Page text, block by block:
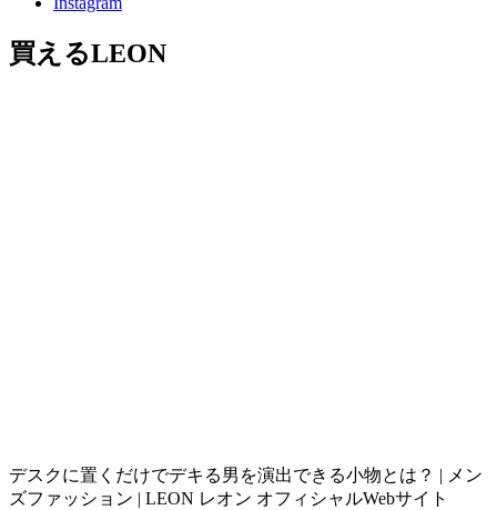
買えるLEON
デスクに置くだけでデキる男を演出できる小物とは？ | メン
ズファッション | LEON レオン オフィシャルWebサイト